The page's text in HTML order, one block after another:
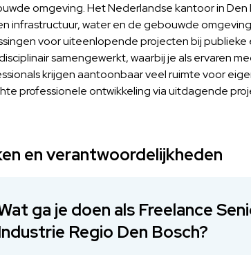
omgeving. Het Nederlandse kantoor in
infrastructuur, water en de gebouwde
voor uiteenlopende projecten bij
samengewerkt, waarbij je als ervaren
krijgen aantoonbaar veel ruimte voor
professionele ontwikkeling via uitdagende
en verantwoordelijkheden
ga je doen als Freelance
Regio Den Bosch?